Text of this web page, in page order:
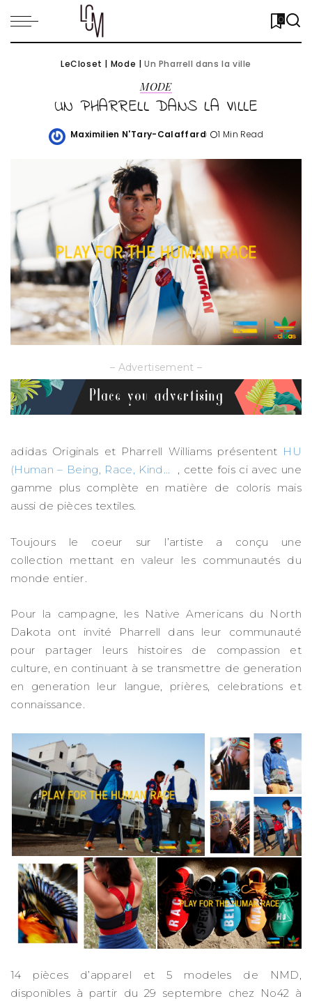
0
LeCloset | Mode | Un Pharrell dans la ville
MODE
UN PHARRELL DANS LA VILLE
Posted
Maximilien N'Tary-Calaffard 1 Min Read
– Advertisement –
adidas Originals et Pharrell Williams présentent HU
(Human – Being, Race, Kind…
, cette fois ci avec une
gamme plus complète en matière de coloris mais
aussi de pièces textiles.
Toujours le coeur sur l’artiste a conçu une
collection mettant en valeur les communautés du
monde entier.
Pour la campagne, les Native Americans du North
Dakota ont invité Pharrell dans leur communauté
pour partager leurs histoires de compassion et
culture, en continuant à se transmettre de generation
en generation leur langue, prières, celebrations et
connaissance.
14 pièces d’apparel et 5 modeles de NMD,
disponibles à partir du 29 septembre chez No42 à